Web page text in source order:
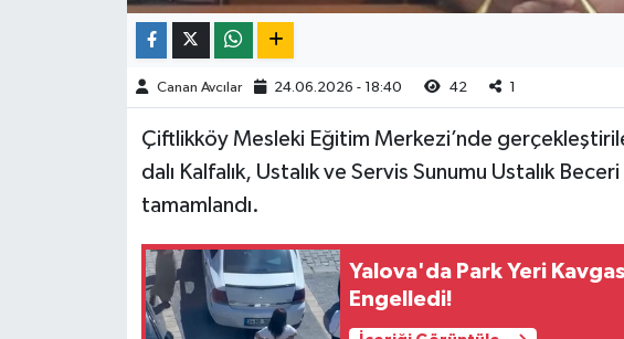
Canan Avcılar 24.06.2026 - 18:40 42 1
Çiftlikköy Mesleki Eğitim Merkezi’nde
dalı Kalfalık, Ustalık ve Servis Sunumu Ustalık
tamamlandı.
Yalova'da Park Yeri
Engelledi!